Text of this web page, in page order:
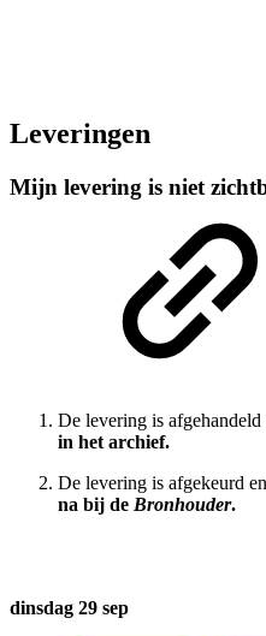
Leveringen
Mijn levering is niet
De levering is
in het archief.
De levering is afgekeurd
na bij de Bronhouder.
dinsdag 29 sep